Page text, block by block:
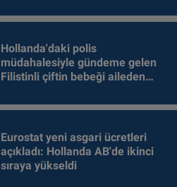
Hollanda'daki polis
müdahalesiyle gündeme gelen
Filistinli çiftin bebeği aileden
Eurostat yeni asgari ücretleri
açıkladı: Hollanda AB'de ikinci
sıraya yükseldi